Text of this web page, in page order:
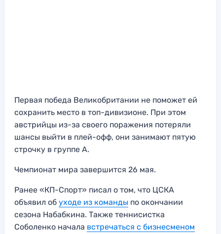
Первая победа Великобритании не поможет ей
сохранить место в топ-дивизионе. При этом
австрийцы из-за своего поражения потеряли
шансы выйти в плей-офф, они занимают пятую
строчку в группе А.
Чемпионат мира завершится 26 мая.
Ранее «КП-Спорт» писал о том, что ЦСКА
объявил об уходе из команды по окончании
сезона Набабкина. Также теннисистка
Соболенко начала встречаться с бизнесменом